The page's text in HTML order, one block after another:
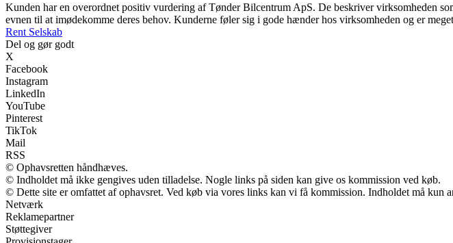
Kunden har en overordnet positiv vurdering af Tønder Bilcentrum ApS. De beskriver virksomheden
evnen til at imødekomme deres behov. Kunderne føler sig i gode hænder hos virksomheden og er
Rent Selskab
Del og gør godt
X
Facebook
Instagram
LinkedIn
YouTube
Pinterest
TikTok
Mail
RSS
© Ophavsretten håndhæves.
© Indholdet må ikke gengives uden tilladelse. Nogle links på siden kan give os kommission ved køb.
© Dette site er omfattet af ophavsret. Ved køb via vores links kan vi få kommission. Indholdet må kun
Netværk
Reklamepartner
Støttegiver